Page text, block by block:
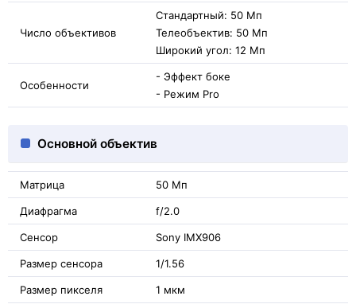
Число объективов
Стандартный: 50 Мп
Телеобъектив: 50 Мп
Широкий угол: 12 Мп
Особенности
- Эффект боке
- Режим Pro
Основной объектив
Матрица 50 Мп
Диафрагма f/2.0
Сенсор Sony IMX906
Размер сенсора 1/1.56
Размер пикселя 1 мкм